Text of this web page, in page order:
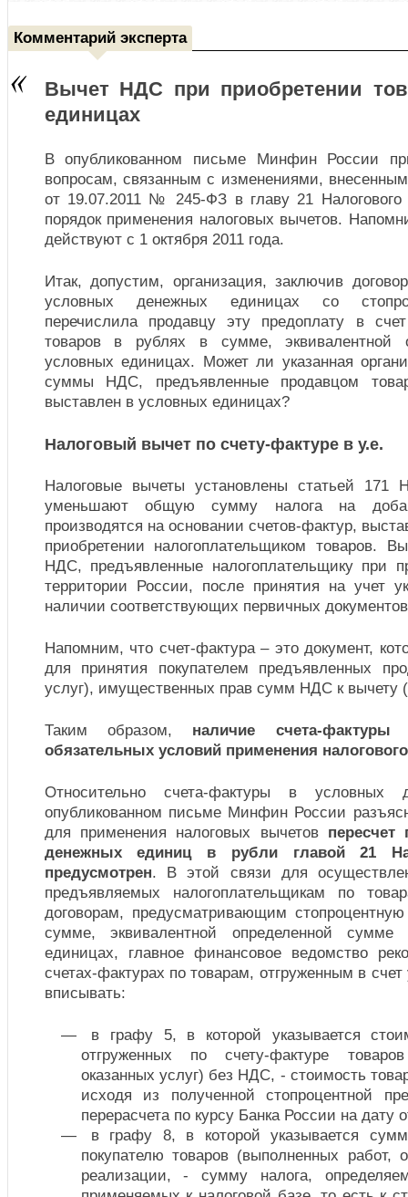
Комментарий эксперта
Вычет НДС при приобретении
единицах
В опубликованном письме Минфин России
вопросам, связанным с изменениями,
от 19.07.2011 № 245-ФЗ в главу 21 Налогового
порядок применения налоговых вычетов.
действуют с 1 октября 2011 года.
Итак, допустим, организация, заключив
условных денежных единицах со
перечислила продавцу эту предоплату в
товаров в рублях в сумме, эквивалентной
условных единицах. Может ли указанная
суммы НДС, предъявленные продавцом
выставлен в условных единицах?
Налоговый вычет по счету-фактуре в у.е.
Налоговые вычеты установлены статьей 171
уменьшают общую сумму налога на
производятся на основании счетов-фактур,
приобретении налогоплательщиком товаров.
НДС, предъявленные налогоплательщику при
территории России, после принятия на учет
наличии соответствующих первичных
Напомним, что счет-фактура – это документ,
для принятия покупателем предъявленных
услуг), имущественных прав сумм НДС к вычету
Таким образом, наличие счета-
обязательных условий применения
Относительно счета-фактуры в условных
опубликованном письме Минфин России
для применения налоговых вычетов пересчет
денежных единиц в рубли главой 21
предусмотрен. В этой связи для
предъявляемых налогоплательщикам по
договорам, предусматривающим
сумме, эквивалентной определенной
единицах, главное финансовое ведомство
счетах-фактурах по товарам, отгруженным в
вписывать:
в графу 5, в которой указывается
отгруженных по счету-фактуре
оказанных услуг) без НДС, - стоимость
исходя из полученной стопроцентной
перерасчета по курсу Банка России на дату
в графу 8, в которой указывается
покупателю товаров (выполненных работ,
реализации, - сумму налога,